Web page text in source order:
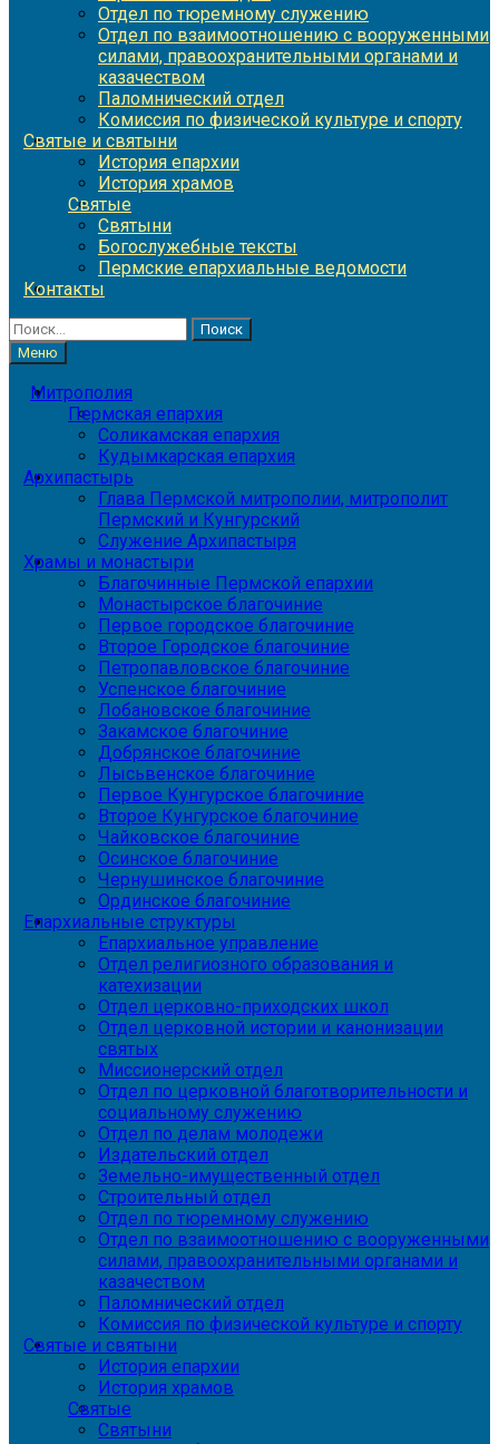
Отдел по тюремному служению
Отдел по взаимоотношению с вооруженными
силами, правоохранительными органами и
казачеством
Паломнический отдел
Комиссия по физической культуре и спорту
Святые и святыни
История епархии
История храмов
Святые
Святыни
Богослужебные тексты
Пермские епархиальные ведомости
Контакты
Найти:
Меню
Митрополия
Пермская епархия
Соликамская епархия
Кудымкарская епархия
Архипастырь
Глава Пермской митрополии, митрополит
Пермский и Кунгурский
Служение Архипастыря
Храмы и монастыри
Благочинные Пермской епархии
Монастырское благочиние
Первое городское благочиние
Второе Городское благочиние
Петропавловское благочиние
Успенское благочиние
Лобановское благочиние
Закамское благочиние
Добрянское благочиние
Лысьвенское благочиние
Первое Кунгурское благочиние
Второе Кунгурское благочиние
Чайковское благочиние
Осинское благочиние
Чернушинское благочиние
Ординское благочиние
Епархиальные структуры
Епархиальное управление
Отдел религиозного образования и
катехизации
Отдел церковно-приходских школ
Отдел церковной истории и канонизации
святых
Миссионерский отдел
Отдел по церковной благотворительности и
социальному служению
Отдел по делам молодежи
Издательский отдел
Земельно-имущественный отдел
Строительный отдел
Отдел по тюремному служению
Отдел по взаимоотношению с вооруженными
силами, правоохранительными органами и
казачеством
Паломнический отдел
Комиссия по физической культуре и спорту
Святые и святыни
История епархии
История храмов
Святые
Святыни